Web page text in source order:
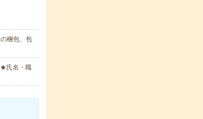
梱包、包
★氏名・職